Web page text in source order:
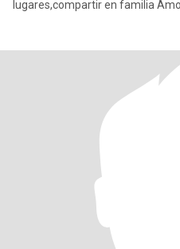
lugares,compartir en familia